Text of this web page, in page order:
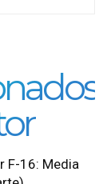
F-16: Media